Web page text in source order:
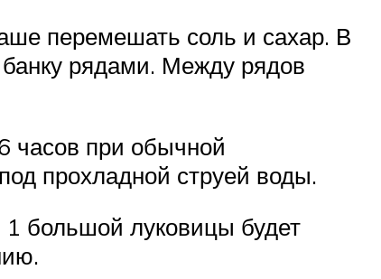
перемешать соль и сахар. В
рядами. Между рядов
часов при обычной
прохладной струей воды.
большой луковицы будет